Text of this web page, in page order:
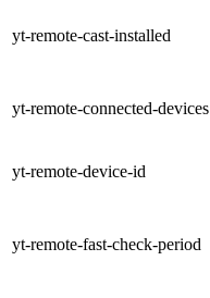
yt-remote-cast-installed
yt-remote-connected-devices
yt-remote-device-id
yt-remote-fast-check-period